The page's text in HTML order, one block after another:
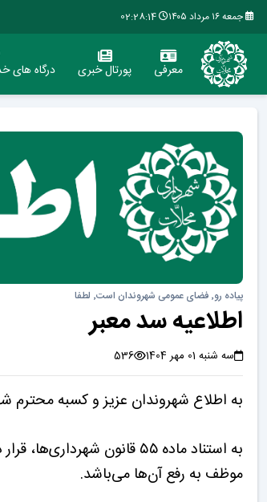
جمعه ۱۶ مرداد ۱۴۰۵ 02:28:14
معرفی پورتال خبری درگاه های
پیاده رو٬ فضای عمومی شهروندان است٬ لطفا
اطلاعیه سد معبر
سه شنبه 01 مهر 1404 536
به اطلاع شهروندان عزیز و کسبه محترم
به استناد ماده ۵۵ قانون
موظف به رفع آن‌ها می‌باشد.